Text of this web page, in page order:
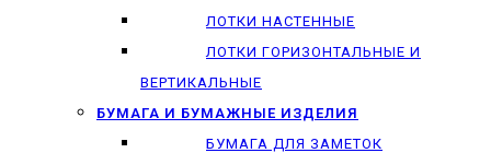
ЛОТКИ НАСТЕННЫЕ
ЛОТКИ ГОРИЗОНТАЛЬНЫЕ И
ВЕРТИКАЛЬНЫЕ
БУМАГА И БУМАЖНЫЕ ИЗДЕЛИЯ
БУМАГА ДЛЯ ЗАМЕТОК